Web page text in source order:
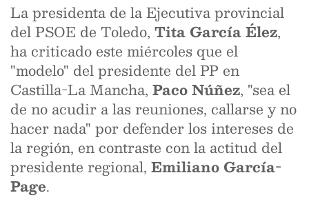
La presidenta de la Ejecutiva provincial
del PSOE de Toledo, Tita García Élez,
ha criticado este miércoles que el
"modelo" del presidente del PP en
Castilla-La Mancha, Paco Núñez, "sea el
de no acudir a las reuniones, callarse y no
hacer nada" por defender los intereses de
la región, en contraste con la actitud del
presidente regional, Emiliano García-
Page.